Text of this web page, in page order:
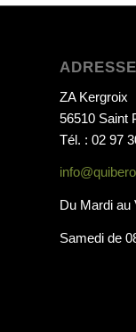
ZA Kergroix
56510 Saint
Tél. : 02 97
Du Mardi au
Samedi de